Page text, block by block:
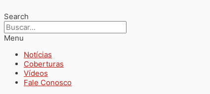
Search
Menu
Notícias
Coberturas
Vídeos
Fale Conosco